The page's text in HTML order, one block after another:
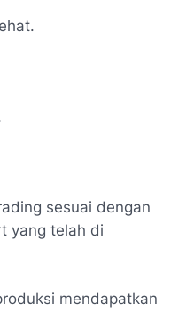
sesuai dengan
yang telah di
mendapatkan